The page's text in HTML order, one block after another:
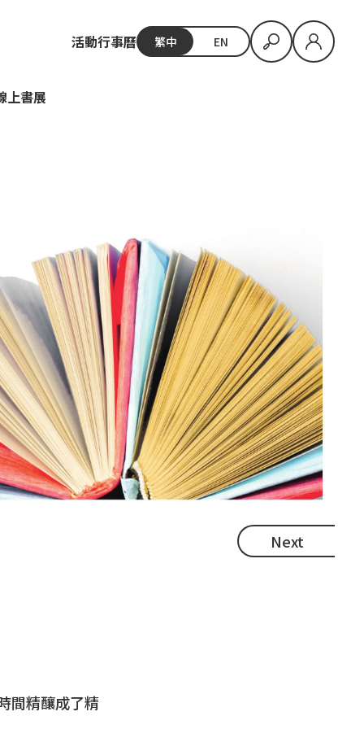
活動行事曆 繁中 EN
上書展
2027金蝶獎_台灣出版設計大獎
開放報名至9月1日
Next
間精釀成了精